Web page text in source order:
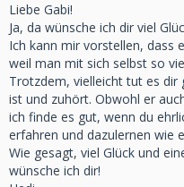
Liebe Gabi!
Ja, da wünsche ich dir viel
Ich kann mir vorstellen, dass
weil man mit sich selbst so
Trotzdem, vielleicht tut es dir
ist und zuhört. Obwohl er
ich finde es gut, wenn du
erfahren und dazulernen wie
Wie gesagt, viel Glück und
wünsche ich dir!